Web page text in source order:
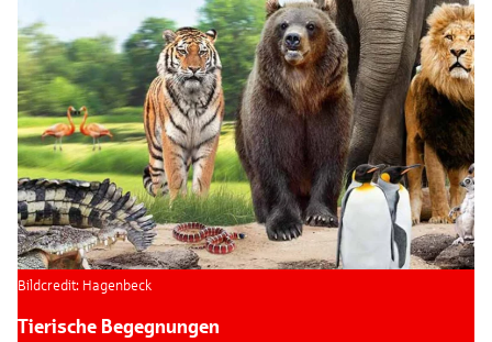
Bildcredit: Hagenbeck
Tierische Begegnungen